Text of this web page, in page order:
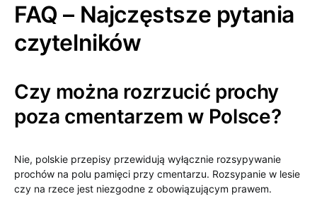
FAQ – Najczęstsze pytania
czytelników
Czy można rozrzucić prochy
poza cmentarzem w Polsce?
Nie, polskie przepisy przewidują wyłącznie rozsypywanie
prochów na polu pamięci przy cmentarzu. Rozsypanie w lesie
czy na rzece jest niezgodne z obowiązującym prawem.